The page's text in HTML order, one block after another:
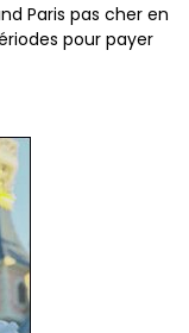
Paris pas cher en
pour payer